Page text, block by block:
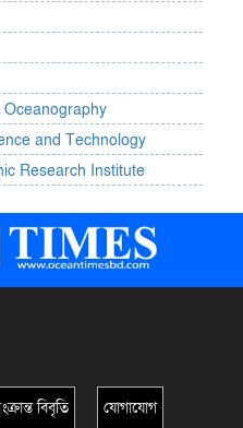
and Technology
Research Institute
বিবৃতি যোগাযোগ